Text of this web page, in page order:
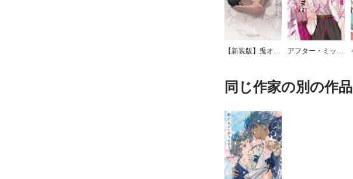
【新装版】兎オトコ虎オトコ アフター・ミッドナイト・スキン
同じ作家の別の作品